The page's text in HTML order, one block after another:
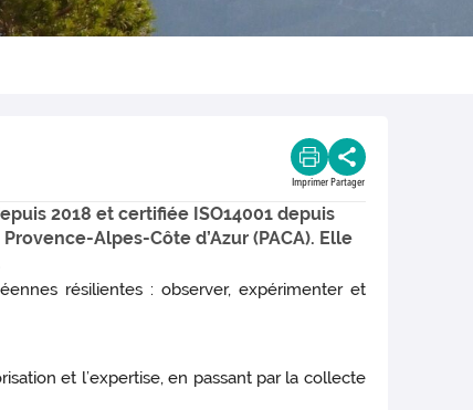
Imprimer Partager
2018 et certifiée ISO14001 depuis
Alpes-Côte d’Azur (PACA). Elle
résilientes : observer, expérimenter et
et l’expertise, en passant par la collecte